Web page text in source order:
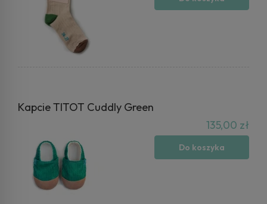
Kapcie TITOT Cuddly Green
135,00 zł
Do koszyka